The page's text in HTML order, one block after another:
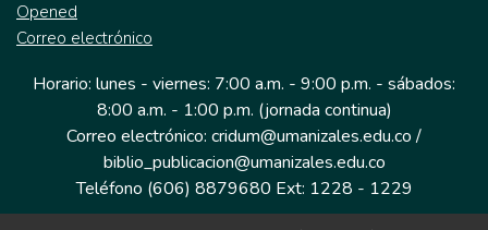
Opened
Correo electrónico
Horario: lunes - viernes: 7:00 a.m. - 9:00 p.m. - sábados:
8:00 a.m. - 1:00 p.m. (jornada continua)
Correo electrónico: cridum@umanizales.edu.co /
biblio_publicacion@umanizales.edu.co
Teléfono (606) 8879680 Ext: 1228 - 1229